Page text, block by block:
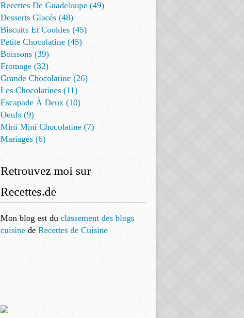
Recettes De Guadeloupe (49)
Desserts Glacés (48)
Biscuits Et Cookies (45)
Petite Chocolatine (45)
Boissons (39)
Fromage (32)
Grande Chocolatine (26)
Les Chocolatines (11)
Escapade À Deux (10)
Oeufs (9)
Mini Mini Chocolatine (7)
Mariages (6)
Retrouvez moi sur
Recettes.de
Mon blog est du classement des blogs
cuisine de Recettes de Cuisine